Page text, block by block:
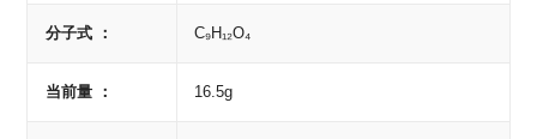
分子式 ： C₉H₁₂O₄
当前量 ： 16.5g